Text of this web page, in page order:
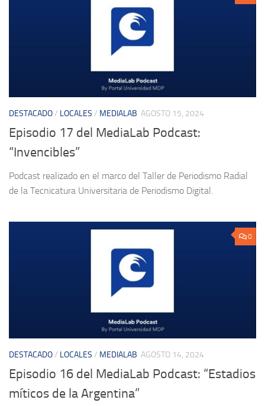
DESTACADO/ LOCALES / MEDIALAB AGOSTO 15, 2024
Episodio 17 del MediaLab Podcast:
“Invencibles”
Podcast realizado en el marco del Taller de Periodismo Radial
de la Tecnicatura Universitaria de Periodismo Digital.
0
DESTACADO/ LOCALES / MEDIALAB AGOSTO 14, 2024
Episodio 16 del MediaLab Podcast: “Estadios
míticos de la Argentina”